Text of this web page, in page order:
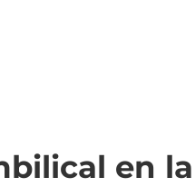
en la